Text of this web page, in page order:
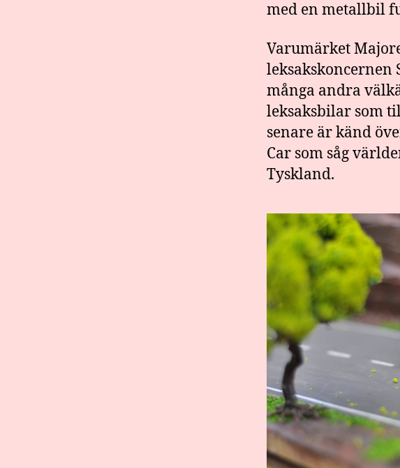
med en metallbil
Varumärket
leksakskoncernen
många andra
leksaksbilar som
senare är känd
Car som såg
Tyskland.